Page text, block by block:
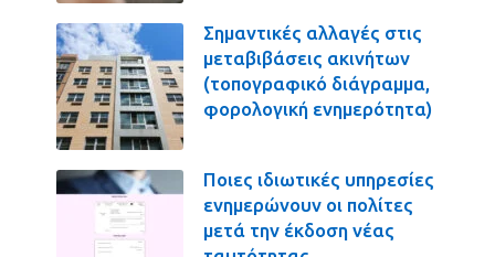
Σημαντικές αλλαγές στις
μεταβιβάσεις ακινήτων
(τοπογραφικό διάγραμμα,
φορολογική ενημερότητα)
Ποιες ιδιωτικές υπηρεσίες
ενημερώνουν οι πολίτες
μετά την έκδοση νέας